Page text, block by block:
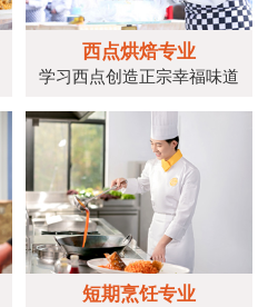
西点烘焙专业
学习西点创造正宗幸福味道
短期烹饪专业